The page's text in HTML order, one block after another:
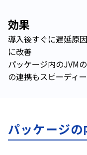
効果
導入後すぐに遅延原
に改善
パッケージ内のJVM
の連携もスピーディ
パッケージ